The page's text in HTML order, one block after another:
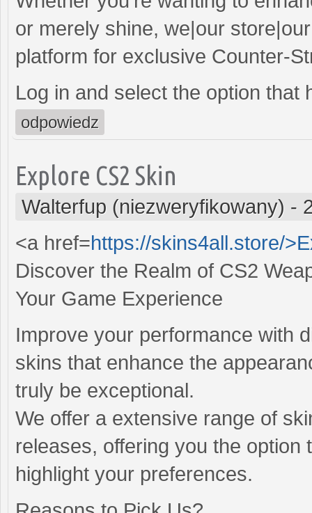
or merely shine, we|our
platform for exclusive Counter-
Log in and select the option that
odpowiedz
Explore CS2 Skin
Walterfup (niezweryfikowany) -
<a href=https://skins4all.store/
Discover the Realm of CS2
Your Game Experience
Improve your performance with
skins that enhance the
truly be exceptional.
We offer a extensive range of
releases, offering you the
highlight your preferences.